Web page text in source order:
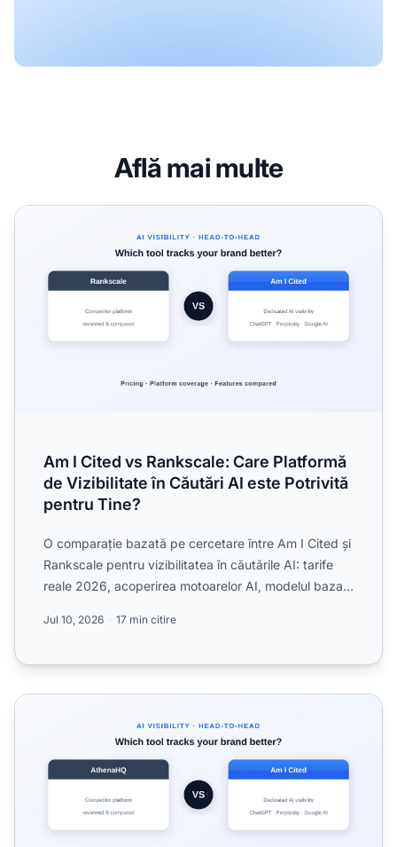
Află mai multe
Am I Cited vs Rankscale: Care Platformă de Vizibilitate în
Am I Cited vs Rankscale: Care Platformă
de Vizibilitate în Căutări AI este Potrivită
pentru Tine?
O comparație bazată pe cercetare între Am I Cited și
Rankscale pentru vizibilitatea în căutările AI: tarife
reale 2026, acoperirea motoarelor AI, modelul bazat
Jul 10, 2026 17 min citire
Am I Cited vs AthenaHQ: Prețuri, Acoperire a Motoarelor